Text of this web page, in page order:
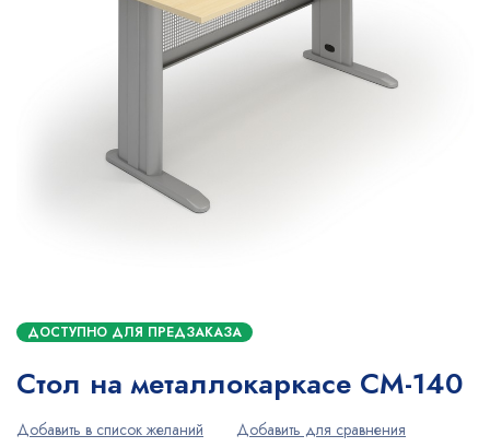
ДОСТУПНО ДЛЯ ПРЕДЗАКАЗА
Стол на металлокаркасе СМ-140